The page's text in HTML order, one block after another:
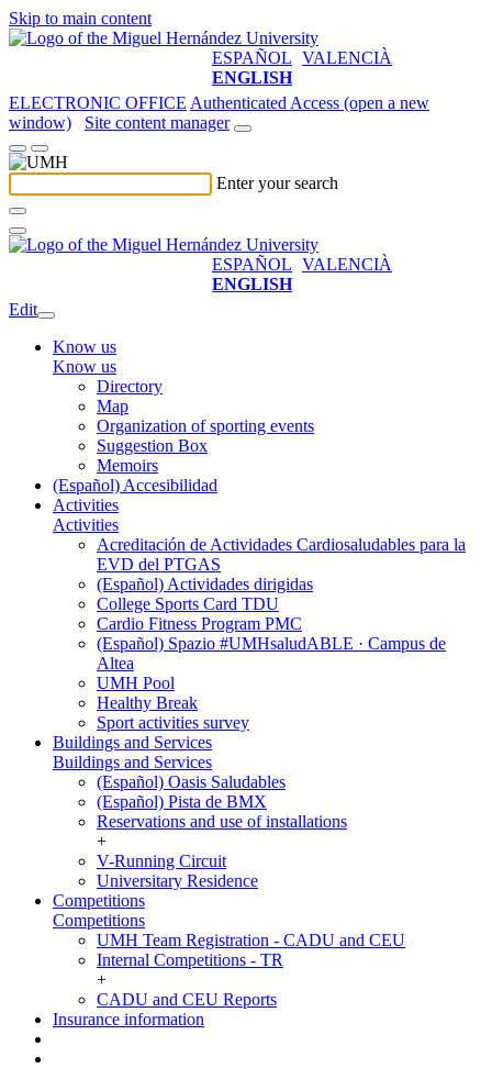
Skip to main content
ESPAÑOL VALENCIÀ
ENGLISH
ELECTRONIC OFFICE Authenticated Access (open a new
window)
Site content manager
Enter your search
ESPAÑOL VALENCIÀ
ENGLISH
Edit
Know us
Know us
Directory
Map
Organization of sporting events
Suggestion Box
Memoirs
(Español) Accesibilidad
Activities
Activities
Acreditación de Actividades Cardiosaludables para la
EVD del PTGAS
(Español) Actividades dirigidas
College Sports Card TDU
Cardio Fitness Program PMC
(Español) Spazio #UMHsaludABLE · Campus de
Altea
UMH Pool
Healthy Break
Sport activities survey
Buildings and Services
Buildings and Services
(Español) Oasis Saludables
(Español) Pista de BMX
Reservations and use of installations
+
V-Running Circuit
Universitary Residence
Competitions
Competitions
UMH Team Registration - CADU and CEU
Internal Competitions - TR
+
CADU and CEU Reports
Insurance information